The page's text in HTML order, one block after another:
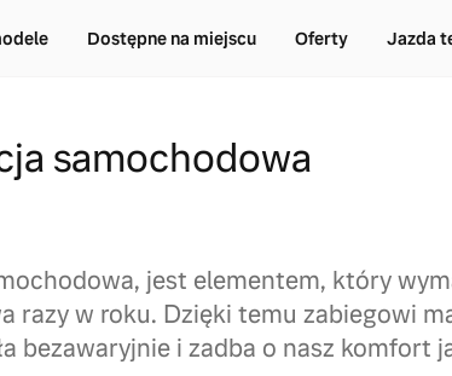
Dostępne na miejscu Oferty Jazda
samochodowa
jest elementem, który
razy w roku. Dzięki temu zabiegowi
bezawaryjnie i zadba o nasz komfort